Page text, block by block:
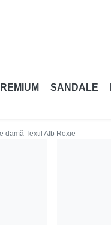
SANDALE
damă Textil Alb Roxie